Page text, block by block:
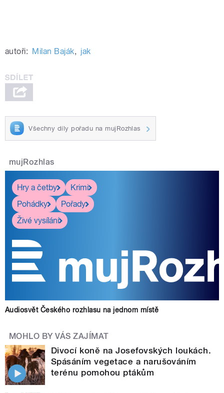
autoři: Milan Baják, jak
Všechny díly pořadu na mujRozhlas
mujRozhlas
Hry a četby
Krimi
Pohádky
Pořady
Živé vysílání
Audiosvět Českého rozhlasu na jednom místě
MOHLO BY VÁS ZAJÍMAT
Divocí koně na Josefovských loukách.
Spásáním vegetace a narušováním
terénu pomohou ptákům